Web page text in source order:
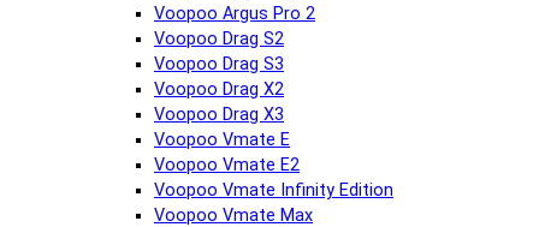
Voopoo Argus Pro 2
Voopoo Drag S2
Voopoo Drag S3
Voopoo Drag X2
Voopoo Drag X3
Voopoo Vmate E
Voopoo Vmate E2
Voopoo Vmate Infinity Edition
Voopoo Vmate Max